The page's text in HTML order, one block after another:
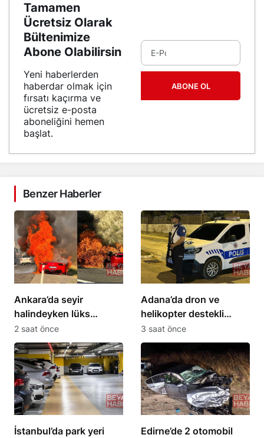
Tamamen
Ücretsiz Olarak
Bültenimize
Abone Olabilirsin
Yeni haberlerden
haberdar olmak için
fırsatı kaçırma ve
ücretsiz e-posta
aboneliğini hemen
başlat.
ABONE OL
Benzer Haberler
Ankara’da seyir
halindeyken lüks
otomobil alev aldı
2 saat önce
Adana’da dron ve
helikopter destekli
asayiş uygulaması: 62
şüpheli yakalandı
3 saat önce
İstanbul’da park yeri
Edirne’de 2 otomobil